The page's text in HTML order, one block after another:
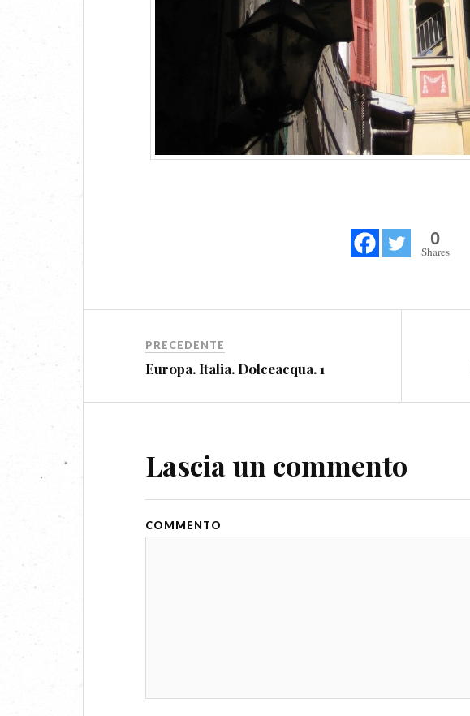
0
Shares
PRECEDENTE
Europa. Italia. Dolceacqua. 1
Lascia un commento
COMMENTO